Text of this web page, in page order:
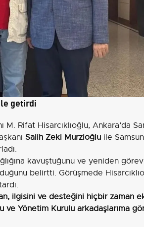
getirdi
Rifat Hisarcıklıoğlu, Ankara’da
Salih Zeki Murzioğlu ile
kavuştuğunu ve yeniden
belirtti. Görüşmede
ilgisini ve desteğini hiçbir zaman
ve Yönetim Kurulu arkadaşlarıma